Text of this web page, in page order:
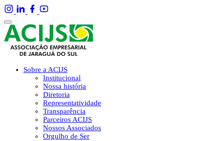
Sobre a ACIJS
Institucional
Nossa história
Diretoria
Representatividade
Transparência
Parceiros ACIJS
Nossos Associados
Orgulho de Ser